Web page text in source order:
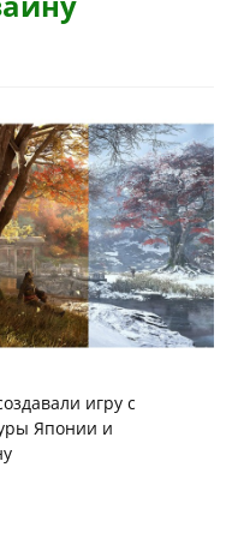
игру с
Японии и